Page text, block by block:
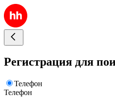
Регистрация для
Телефон
Телефон